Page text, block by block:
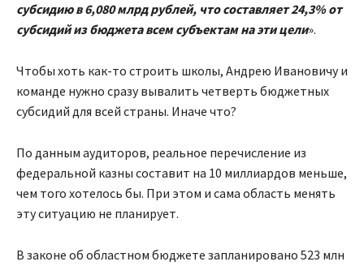
субсидию в 6,080 млрд рублей, что составляет 24,3% от
субсидий из бюджета всем субъектам на эти цели».
Чтобы хоть как-то строить школы, Андрею Ивановичу и
команде нужно сразу вывалить четверть бюджетных
субсидий для всей страны. Иначе что?
По данным аудиторов, реальное перечисление из
федеральной казны составит на 10 миллиардов меньше,
чем того хотелось бы. При этом и сама область менять
эту ситуацию не планирует.
В законе об областном бюджете запланировано 523 млн